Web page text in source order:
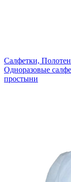
Салфетки,
Одноразовые
простыни